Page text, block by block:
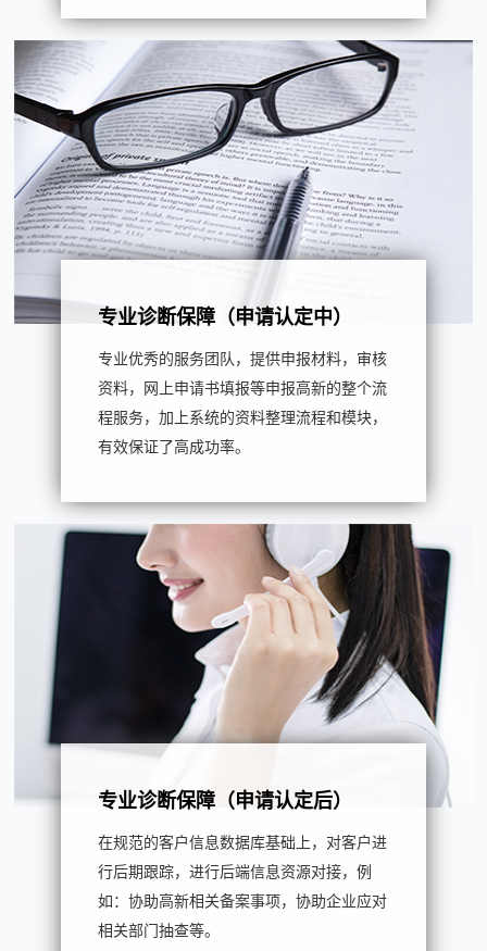
专业诊断保障（申请认定中）
专业优秀的服务团队，提供申报材料，审核
资料，网上申请书填报等申报高新的整个流
程服务，加上系统的资料整理流程和模块，
有效保证了高成功率。
专业诊断保障（申请认定后）
在规范的客户信息数据库基础上，对客户进
行后期跟踪，进行后端信息资源对接，例
如：协助高新相关备案事项，协助企业应对
相关部门抽查等。